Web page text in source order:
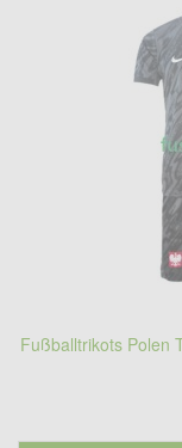
Fußballtrikots Polen